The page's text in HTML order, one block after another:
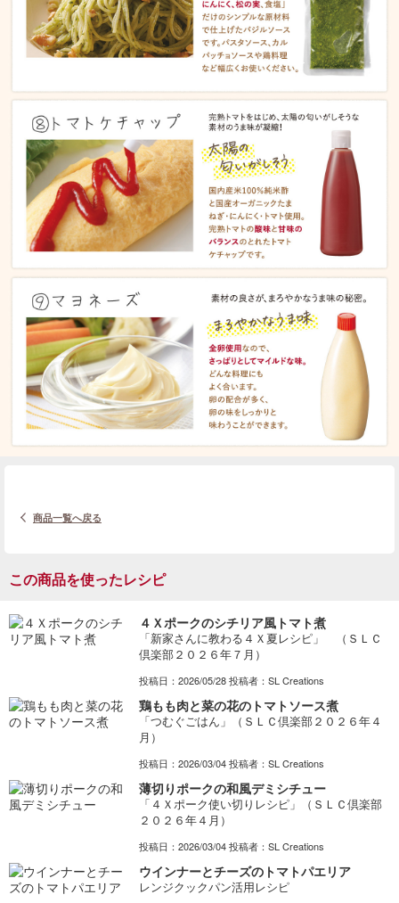
商品一覧へ戻る
この商品を使ったレシピ
４Ｘポークのシチリア風トマト煮
「新家さんに教わる４Ｘ夏レシピ」 （ＳＬＣ
倶楽部２０２６年７月）
投稿日：2026/05/28 投稿者：SL Creations
鶏もも肉と菜の花のトマトソース煮
「つむぐごはん」（ＳＬＣ倶楽部２０２６年４
月）
投稿日：2026/03/04 投稿者：SL Creations
薄切りポークの和風デミシチュー
「４Ｘポーク使い切りレシピ」（ＳＬＣ倶楽部
２０２６年４月）
投稿日：2026/03/04 投稿者：SL Creations
ウインナーとチーズのトマトパエリア
レンジクックパン活用レシピ